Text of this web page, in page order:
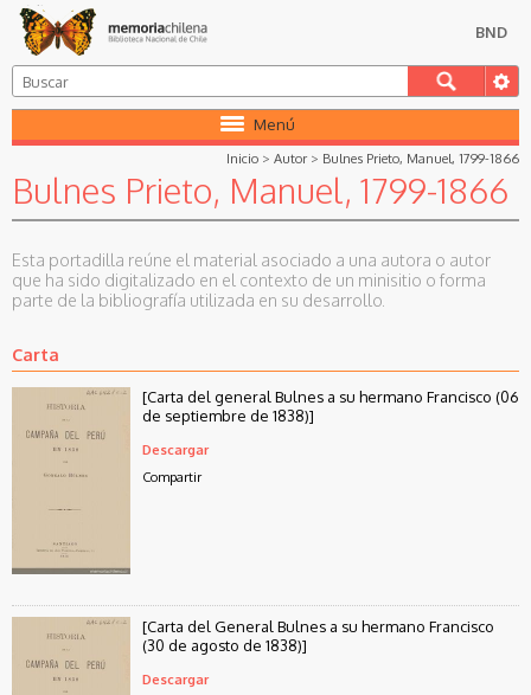
BND
Menú
Inicio > Autor > Bulnes Prieto, Manuel, 1799-1866
Bulnes Prieto, Manuel, 1799-1866
Esta portadilla reúne el material asociado a una autora o autor
que ha sido digitalizado en el contexto de un minisitio o forma
parte de la bibliografía utilizada en su desarrollo.
Carta
[Carta del general Bulnes a su hermano Francisco (06
de septiembre de 1838)]
Descargar
Compartir
[Carta del General Bulnes a su hermano Francisco
(30 de agosto de 1838)]
Descargar